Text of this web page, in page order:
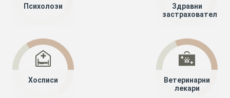
Психолози
Здравни
застрахователи
Хосписи
Ветеринарни
лекари